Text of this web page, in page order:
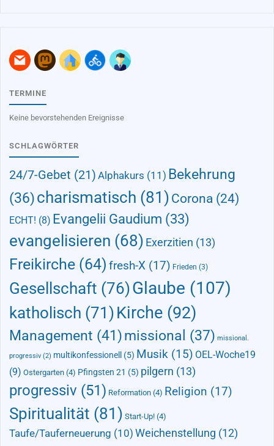
TERMINE
Keine bevorstehenden Ereignisse
SCHLAGWÖRTER
24/7-Gebet (21) Alphakurs (11) Bekehrung
(36)charismatisch (81) Corona (24)
ECHT! (8) Evangelii Gaudium (33)
evangelisieren (68) Exerzitien (13)
Freikirche (64) fresh-X (17) Frieden (3)
Gesellschaft (76)Glaube (107)
katholisch (71) Kirche (92)
Management (41)missional (37) missional.
progressiv (2) multikonfessionell (5) Musik (15) OEL-Woche19
(9) Ostergarten (4) Pfingsten 21 (5) pilgern (13)
progressiv (51) Reformation (4) Religion (17)
Spiritualität (81) Start-Up! (4)
Taufe/Tauferneuerung (10) Weichenstellung (12)